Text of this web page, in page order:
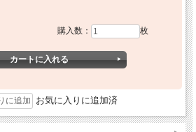
購入数： 枚
お気に入りに追加済